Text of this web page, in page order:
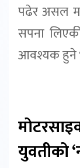
पढेर असल
सपना
आवश्यक हुने
युवतीको